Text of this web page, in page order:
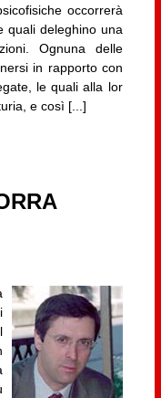
occorrerà
quali deleghino una
Ognuna delle
in rapporto con
le quali alla lor
e così [...]